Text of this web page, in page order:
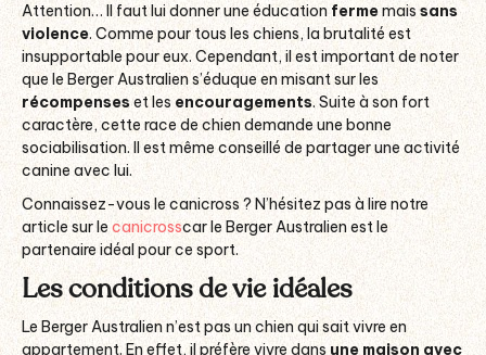
Attention… Il faut lui donner une éducation fermemais sans
violence. Comme pour tous les chiens, la brutalité est
insupportable pour eux. Cependant, il est important de noter
que le Berger Australien s’éduque en misant sur les
récompenseset les encouragements. Suite à son fort
caractère, cette race de chien demande une bonne
sociabilisation. Il est même conseillé de partager une activité
canine avec lui.
Connaissez-vous le canicross ? N’hésitez pas à lire notre
article sur le canicrosscar le Berger Australien est le
partenaire idéal pour ce sport.
Les conditions de vie idéales
Le Berger Australien n’est pas un chien qui sait vivre en
appartement. En effet, il préfère vivre dans une maison avec